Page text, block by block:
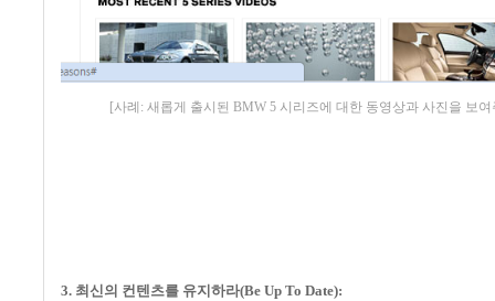
[사례: 새롭게 출시된 BMW 5 시리즈에 대한 동영상과 사진을 보
3. 최신의 컨텐츠를 유지하라(Be Up To Date):